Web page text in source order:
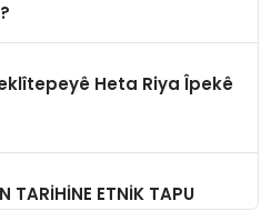
Heta Riya Îpekê
TARİHİNE ETNİK TAPU